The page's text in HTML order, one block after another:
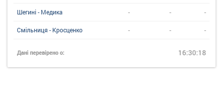
Шегині - Медика - - -
Смільниця - Кросценко - - -
Дані перевірено о: 16:30:18